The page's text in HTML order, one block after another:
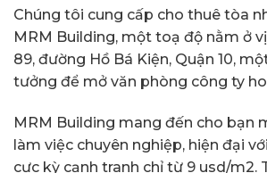
Chúng tôi cung cấp cho thuê tòa
MRM Building, một toạ độ nằm ở
89, đường Hồ Bá Kiện, Quận 10,
tưởng để mở văn phòng công ty
MRM Building mang đến cho bạn
làm việc chuyên nghiệp, hiện đại
cực kỳ cạnh tranh chỉ từ 9 usd/m2.